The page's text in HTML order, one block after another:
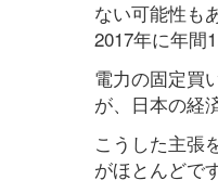
ない可能性も
2017年に年
電力の固定買
が、日本の経
こうした主張
がほとんどです